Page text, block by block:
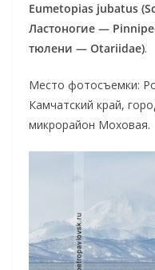
Eumetopias jubatus
Ластоногие —
тюлени — Otariidae).
Место фотосъемки:
Камчатский край,
микрорайон Моховая.